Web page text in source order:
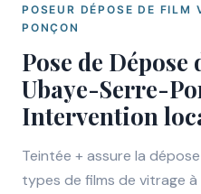
POSEUR DÉPOSE DE FILM
PONÇON
Pose de
Ubaye-Serre-
Intervention
Teintée + assure la
types de films de vitrage